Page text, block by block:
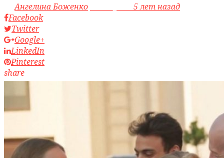
byАнгелина Боженко
5 лет назад
Facebook
Twitter
Google+
LinkedIn
Pinterest
share